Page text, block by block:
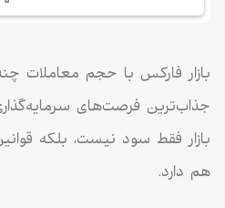
فارکس با حجم معاملات چند
فرصت‌های سرمایه‌گذاری
فقط سود نیست، بلکه قوانین